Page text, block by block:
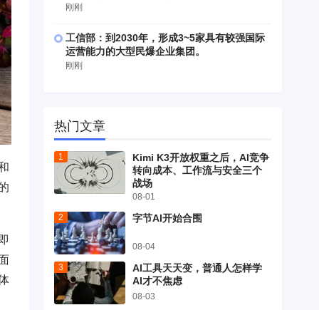
刚刚
工信部：到2030年，形成3~5家具有较强国际
运营能力的大型民爆企业集团。
刚刚
热门文章
Kimi K3开放权重之后，AI竞争
转向成本、工作流与安全三个
战场
08-01
字节AI开始合围
08-04
AI工具天天变，普通人怎样学
AI才不焦虑
08-03